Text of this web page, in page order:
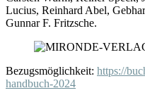
Lucius, Reinhard Abel,
Gunnar F. Fritzsche.
Bezugsmöglichkeit: https://
handbuch-2024